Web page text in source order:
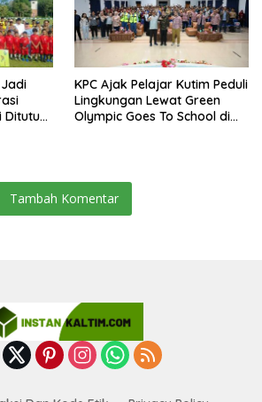
Jadi
Ditutup
KPC Ajak Pelajar Kutim Peduli
Lingkungan Lewat Green
Olympic Goes To School di
Tambah Komentar